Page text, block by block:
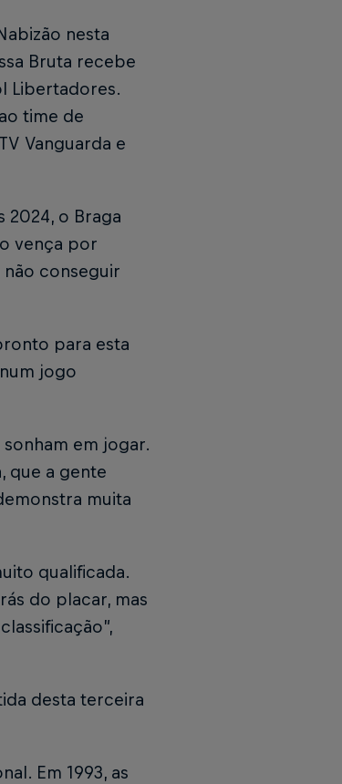
nesta
Bruta recebe
Libertadores.
time de
Vanguarda e
2024, o Braga
vença por
não conseguir
para esta
jogo
em jogar.
que a gente
muita
qualificada.
do placar, mas
desta terceira
Em 1993, as